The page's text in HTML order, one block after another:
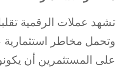
تشهد عملات الرقمية
وتحمل مخاطر
على المستثمرين أن